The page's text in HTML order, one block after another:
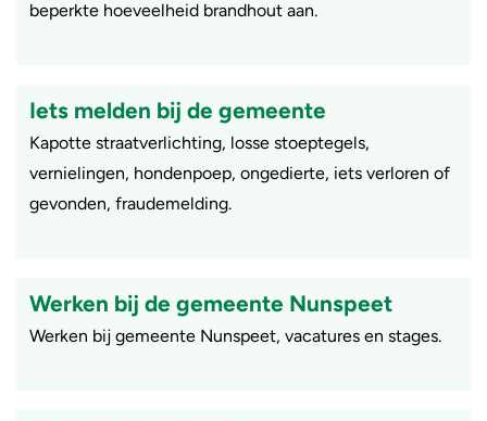
beperkte hoeveelheid brandhout aan.
Iets melden bij de gemeente
Kapotte straatverlichting, losse stoeptegels,
vernielingen, hondenpoep, ongedierte, iets verloren of
gevonden, fraudemelding.
Werken bij de gemeente Nunspeet
Werken bij gemeente Nunspeet, vacatures en stages.